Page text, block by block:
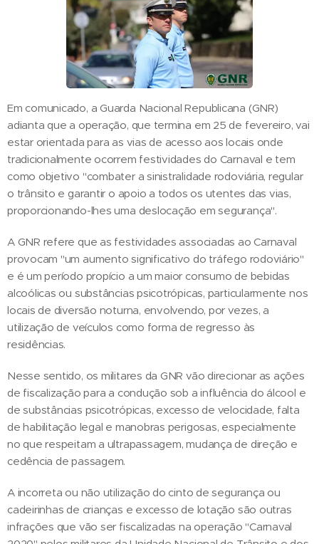
Em comunicado, a Guarda Nacional Republicana (GNR)
adianta que a operação, que termina em 25 de fevereiro, vai
estar orientada para as vias de acesso aos locais onde
tradicionalmente ocorrem festividades do Carnaval e tem
como objetivo "combater a sinistralidade rodoviária, regular
o trânsito e garantir o apoio a todos os utentes das vias,
proporcionando-lhes uma deslocação em segurança".
A GNR refere que as festividades associadas ao Carnaval
provocam "um aumento significativo do tráfego rodoviário"
e é um período propício a um maior consumo de bebidas
alcoólicas ou substâncias psicotrópicas, particularmente nos
locais de diversão noturna, envolvendo, por vezes, a
utilização de veículos como forma de regresso às
residências.
Nesse sentido, os militares da GNR vão direcionar as ações
de fiscalização para a condução sob a influência do álcool e
de substâncias psicotrópicas, excesso de velocidade, falta
de habilitação legal e manobras perigosas, especialmente
no que respeitam a ultrapassagem, mudança de direção e
cedência de passagem.
A incorreta ou não utilização do cinto de segurança ou
cadeirinhas de crianças e excesso de lotação são outras
infrações que vão ser fiscalizadas na operação "Carnaval